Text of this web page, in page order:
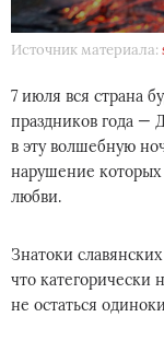
Источник материала:
7 июля вся страна
праздников года —
в эту волшебную
нарушение которых
любви.
Знатоки
что категорически
не остаться